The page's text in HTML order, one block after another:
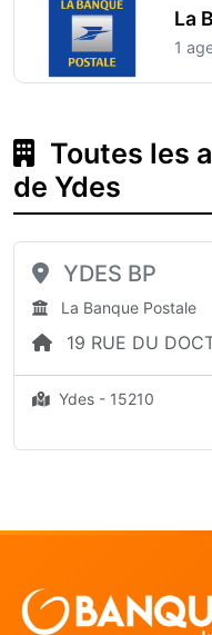
La
1
Toutes les
de Ydes
YDES BP
La Banque Postale
19 RUE DU
Ydes - 15210